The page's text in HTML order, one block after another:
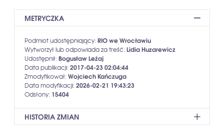
METRYCZKA
Podmiot udostępniający: RIO we Wrocławiu
Wytworzył lub odpowiada za treść: Lidia Huzarewicz
Udostępnił: Bogusław Leżaj
Data publikacji: 2017-04-23 02:04:44
Zmodyfikował: Wojciech Kańczuga
Data modyfikacji: 2026-02-21 19:43:23
Odsłony: 15404
HISTORIA ZMIAN